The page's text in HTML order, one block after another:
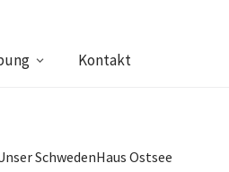
Kontakt
SchwedenHaus Ostsee